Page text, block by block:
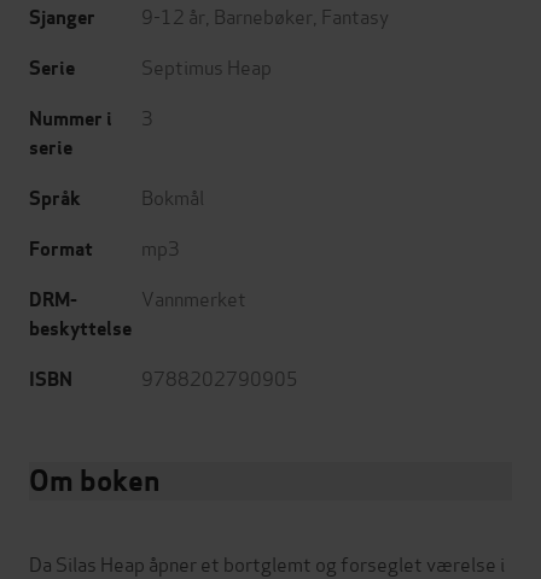
Sjanger 9-12 år Barnebøker Fantasy
Serie Septimus Heap
Nummer i
serie
3
Språk Bokmål
Format mp3
DRM-
beskyttelse
Vannmerket
ISBN 9788202790905
Om boken
Da Silas Heap åpner et bortglemt og forseglet værelse i